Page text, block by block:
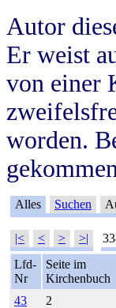
Autor
Er weist
von einer
worden.
Alles Suchen
|< < > >|
Lfd-
Nr
Seite im
Kirchenbuch
43
2